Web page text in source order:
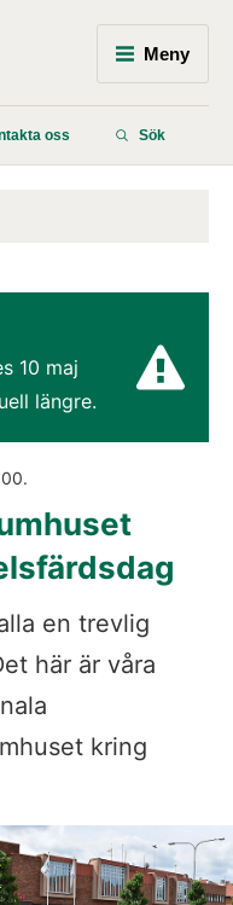
Meny
oss Sök
10 maj
längre.
.
en trevlig
här är våra
kring